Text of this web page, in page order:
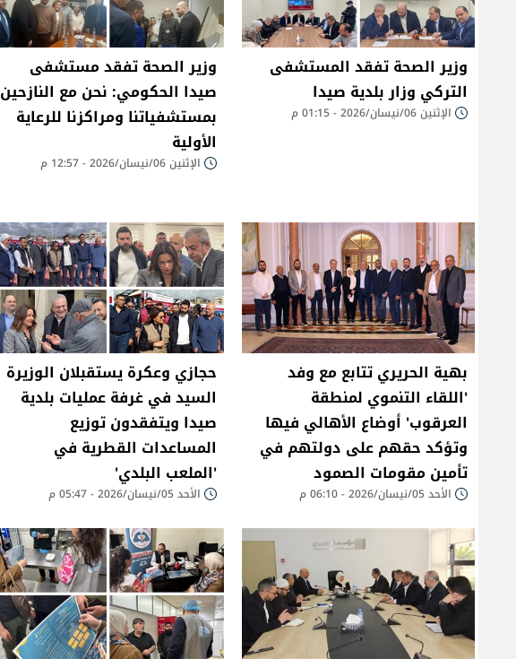
وزير الصحة تفقد المستشفى
التركي وزار بلدية صيدا
الإثنين 06/نيسان/2026 - 01:15 م
وزير الصحة تفقد مستشفى
صيدا الحكومي: نحن مع النازحين
بمستشفياتنا ومراكزنا للرعاية
الأولية
الإثنين 06/نيسان/2026 - 12:57 م
بهية الحريري تتابع مع وفد
'اللقاء التنموي لمنطقة
العرقوب' أوضاع الأهالي فيها
وتؤكد حقهم على دولتهم في
تأمين مقومات الصمود
الأحد 05/نيسان/2026 - 06:10 م
حجازي وعكرة ​يستقبلان الوزيرة
السيد في غرفة عمليات بلدية
صيدا ويتفقدون توزيع
المساعدات القطرية في
'الملعب البلدي'
الأحد 05/نيسان/2026 - 05:47 م